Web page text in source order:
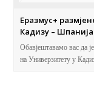
Еразмус+
Кадизу – Шпанија
Обавјештавамо вас да
на Универзитету у